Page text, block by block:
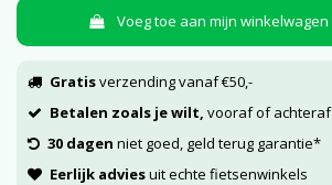
Voeg toe aan mijn winkelwagen
Gratisverzending vanaf €50,-
Betalen zoals je wilt, vooraf of achteraf
30 dagen niet goed, geld terug garantie*
Eerlijk adviesuit echte fietsenwinkels